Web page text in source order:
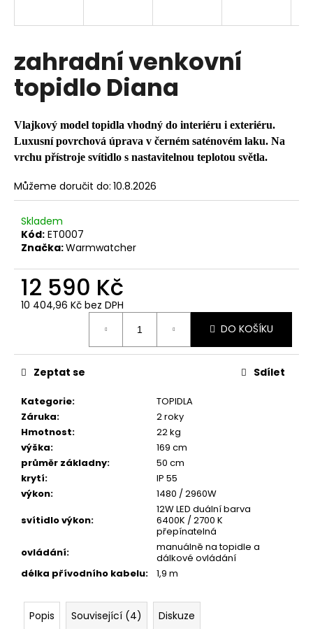
zahradní venkovní
topidlo Diana
Vlajkový model topidla vhodný do interiéru i exteriéru.
Luxusní povrchová úprava v černém saténovém laku. Na
vrchu přístroje svítidlo s nastavitelnou teplotou světla.
Můžeme doručit do: 10.8.2026
Skladem
Kód: ET0007
Značka:Warmwatcher
12 590 Kč
10 404,96 Kč bez DPH
DO KOŠÍKU
Kategorie:
TOPIDLA
Záruka:
2 roky
Hmotnost:
22 kg
výška:
169 cm
průměr základny:
50 cm
krytí:
IP 55
výkon:
1480 / 2960W
svítidlo výkon:
12W LED duální barva
6400K / 2700 K
přepínatelná
ovládání:
manuálně na topidle a
dálkové ovládání
délka přívodního kabelu: 1,9 m
Zeptat se Sdílet
Popis Související (4) Diskuze
í
t
?
HLEDAT
D
o
p
o
u
m